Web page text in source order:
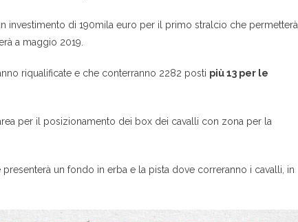
investimento di 190mila euro per il primo stralcio che permetterà
a maggio 2019.
riqualificate e che conterranno 2282 posti più 13 per le
per il posizionamento dei box dei cavalli con zona per la
un fondo in erba e la pista dove correranno i cavalli, in